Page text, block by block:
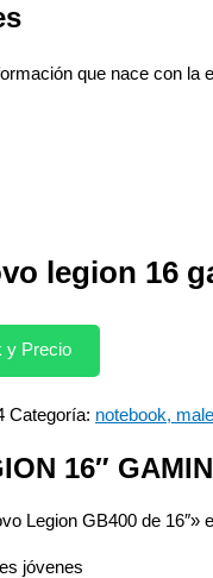
que nace con la
legion 16
y Precio
Categoría: notebook,
16″
Legion GB400 de 16″»
jóvenes